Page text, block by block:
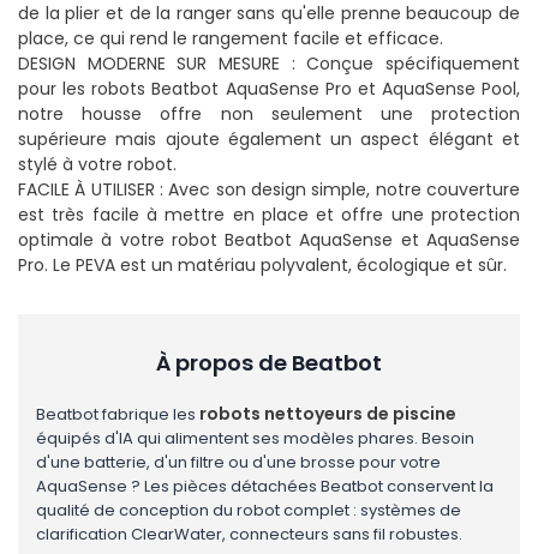
de la plier et de la ranger sans qu'elle prenne beaucoup de
place, ce qui rend le rangement facile et efficace.
DESIGN MODERNE SUR MESURE : Conçue spécifiquement
pour les robots Beatbot AquaSense Pro et AquaSense Pool,
notre housse offre non seulement une protection
supérieure mais ajoute également un aspect élégant et
stylé à votre robot.
FACILE À UTILISER : Avec son design simple, notre couverture
est très facile à mettre en place et offre une protection
optimale à votre robot Beatbot AquaSense et AquaSense
Pro. Le PEVA est un matériau polyvalent, écologique et sûr.
À propos de Beatbot
Beatbot fabrique les robots nettoyeurs de piscine
équipés d'IA qui alimentent ses modèles phares. Besoin
d'une batterie, d'un filtre ou d'une brosse pour votre
AquaSense ? Les pièces détachées Beatbot conservent la
qualité de conception du robot complet : systèmes de
clarification ClearWater, connecteurs sans fil robustes.